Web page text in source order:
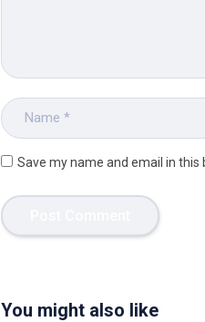
Save my name and email in
You might also like